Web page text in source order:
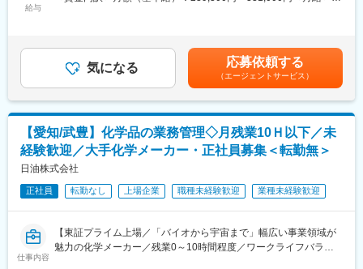
センター長、副センター長の配下に16名が配属されており、計画
チーム6名、設備管理チーム10名の編成です。
計画チーム：技術保安グループ、操業管理グループ
設備管理チーム：機械グループ、電気計装グループ【こちらへ配
属予定】
■勤務地：
同事業を展開する中山名古屋共同発電株式会社（愛知県知多郡武
豊町）へ出向
にわたるため、幅広く知見、経験を得られることが他社にはない
特徴です。
設備のオペレーターや試験作業、およびデータ収集作業に従事し
・試験製造業務（小規模製造オペレーター）
・各種試験・実験補助
・分析業務
◆ミッション：
日油株式会社内の総合職の研究員より指示出しをいただきつつ、
基幹職の方々にて、スケールごとの小ロット製造や分析、データ
お客様からの要望に応じて作成することもあれば、日油として推
し進めたい研究目的に対して作成することもあります。
◆組織構成：
給与
じて当社基準により決定します。■職種は基幹職（一般職）扱いと
なります。■モデル年収：高卒1年目402万円、高卒35歳642万円
(扶養家族あり)賃金はあくまでも目安の金額であり、選考を通じて
上下する可能性があります。月給(月額)は固定手当を含めた表記で
す。
気になる 応募依頼する
（エージェントサービス）
【愛知/武豊】化学品の業務管理◇月残業10Ｈ以下／未
経験歓迎／大手化学メーカー・正社員募集＜転勤無＞
日油株式会社
正社員 転勤なし 上場企業 職種未経験歓迎 業種未経験歓迎
仕事内容
【東証プライム上場／「バイオから宇宙まで」幅広い事業領域が
魅力の化学メーカー／残業0～10時間程度／ワークライフバラン